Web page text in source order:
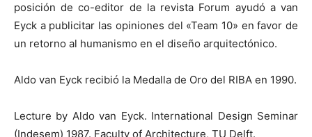
posición de co-editor de la revista Forum ayudó a van
Eyck a publicitar las opiniones del «Team 10» en favor de
un retorno al humanismo en el diseño arquitectónico.
Aldo van Eyck recibió la Medalla de Oro del RIBA en 1990.
Lecture by Aldo van Eyck. International Design Seminar
(Indesem) 1987. Faculty of Architecture, TU Delft.